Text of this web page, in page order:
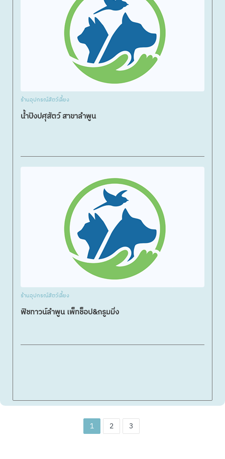
ร้านอุปกรณ์สัตว์เลี้ยง
น้ำปิงปศุสัตว์ สาขาลำพูน
ร้านอุปกรณ์สัตว์เลี้ยง
ฟิชทาวน์ลำพูน เพ็ทช็อป&กรูมมิ่ง
1 2 3